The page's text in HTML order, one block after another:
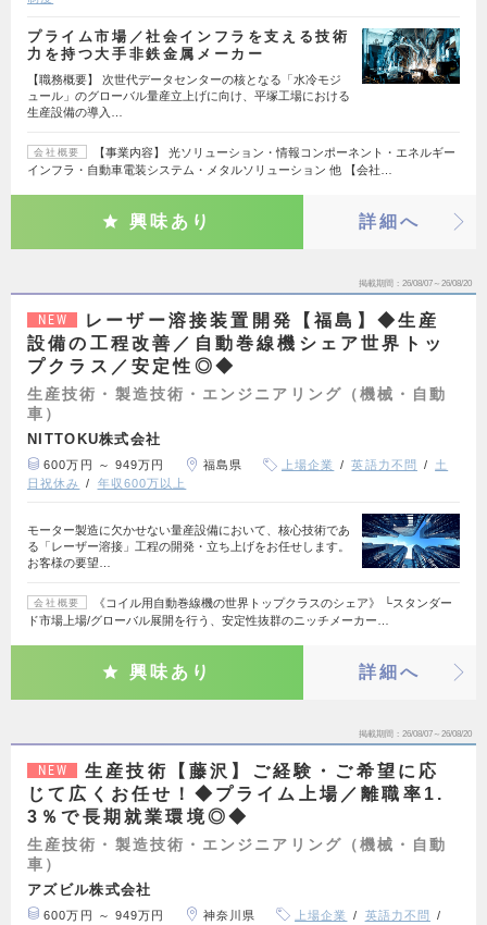
プライム市場／社会インフラを支える技術
力を持つ大手非鉄金属メーカー
【職務概要】 次世代データセンターの核となる「水冷モジ
ュール」のグローバル量産立上げに向け、平塚工場における
生産設備の導入…
会社概要
【事業内容】 光ソリューション・情報コンポーネント・エネルギー
インフラ・自動車電装システム・メタルソリューション 他 【会社…
興味あり 詳細へ
掲載期間 26/08/07～26/08/20
NEW
レーザー溶接装置開発【福島】◆生産
設備の工程改善／自動巻線機シェア世界トッ
プクラス／安定性◎◆
生産技術・製造技術・エンジニアリング（機械・自動
車）
NITTOKU株式会社
600万円 ～ 949万円 福島県 上場企業 英語力不問
土
日祝休み
年収600万以上
モーター製造に欠かせない量産設備において、核心技術であ
る「レーザー溶接」工程の開発・立ち上げをお任せします。
お客様の要望…
会社概要
《コイル用自動巻線機の世界トップクラスのシェア》 └スタンダー
ド市場上場/グローバル展開を行う、安定性抜群のニッチメーカー…
興味あり 詳細へ
掲載期間 26/08/07～26/08/20
NEW
生産技術【藤沢】ご経験・ご希望に応
じて広くお任せ！◆プライム上場／離職率1.
3％で長期就業環境◎◆
生産技術・製造技術・エンジニアリング（機械・自動
車）
アズビル株式会社
600万円 ～ 949万円 神奈川県 上場企業
英語力不問